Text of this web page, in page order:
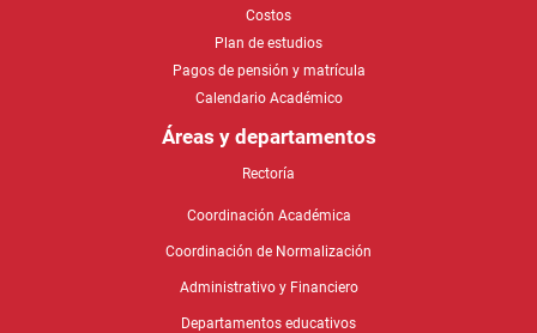
Costos
Plan de estudios
Pagos de pensión y matrícula
Calendario Académico
Áreas y departamentos
Rectoría
Coordinación Académica
Coordinación de Normalización
Administrativo y Financiero
Departamentos educativos